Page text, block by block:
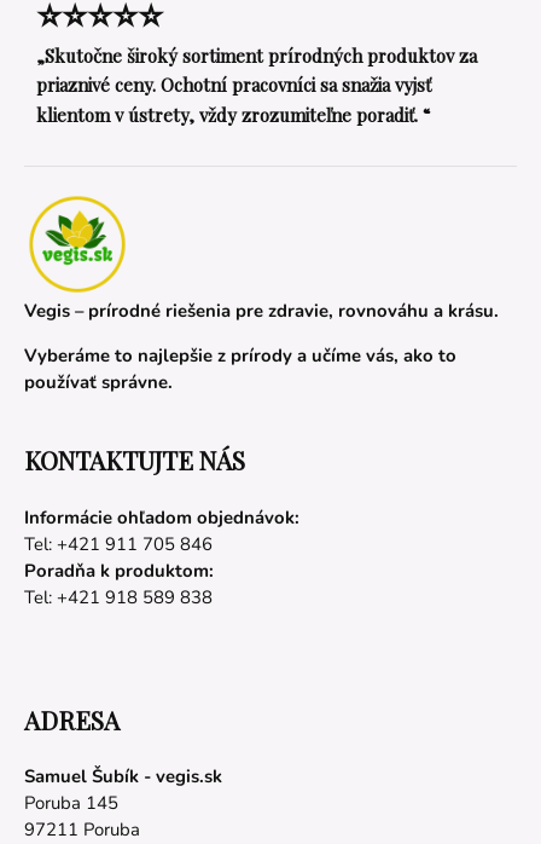
⭐⭐⭐⭐⭐
„Skutočne široký sortiment prírodných produktov za
priaznivé ceny. Ochotní pracovníci sa snažia vyjsť
klientom v ústrety, vždy zrozumiteľne poradiť. “
Vegis – prírodné riešenia pre zdravie, rovnováhu a krásu.
Vyberáme to najlepšie z prírody a učíme vás, ako to
používať správne.
KONTAKTUJTE NÁS
Informácie ohľadom objednávok:
Tel: +421 911 705 846
Poradňa k produktom:
Tel: +421 918 589 838
ADRESA
Samuel Šubík - vegis.sk
Poruba 145
97211 Poruba